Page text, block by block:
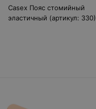
Casex Пояс стомийный
эластичный (артикул: 330)